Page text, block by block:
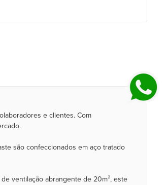
e clientes. Com
são confeccionados em aço tratado
ventilação abrangente de 20m², este